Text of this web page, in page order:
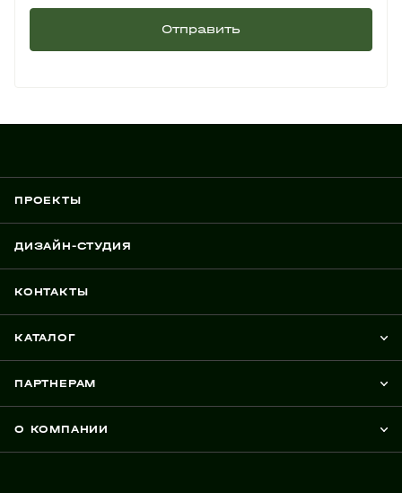
Отправить
ПРОЕКТЫ
ДИЗАЙН-СТУДИЯ
КОНТАКТЫ
КАТАЛОГ
ПАРТНЕРАМ
О КОМПАНИИ